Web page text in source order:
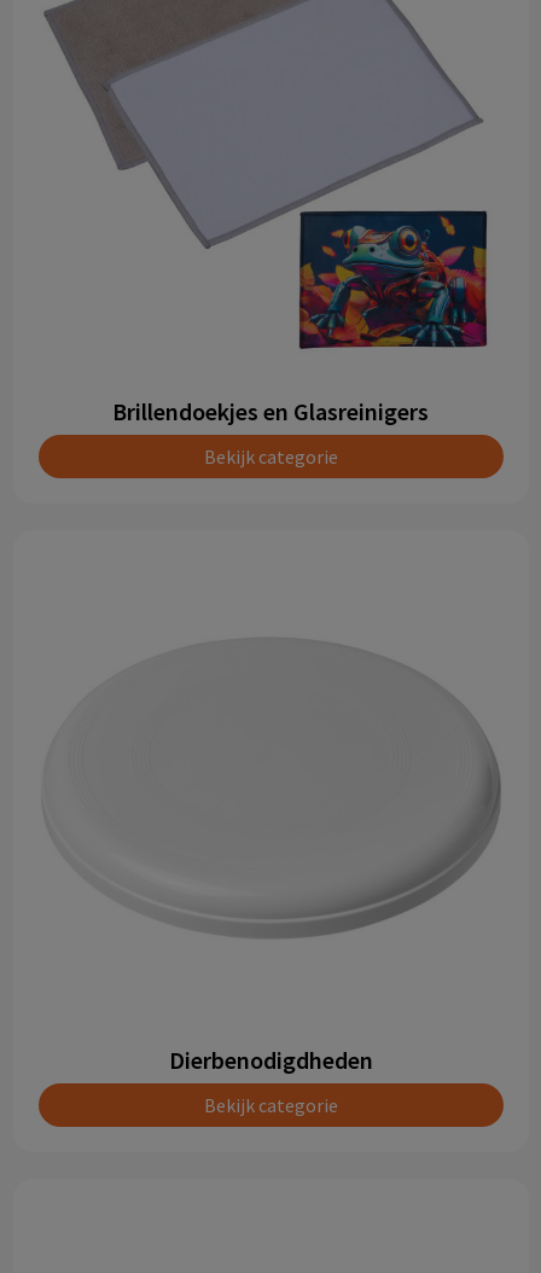
Brillendoekjes en Glasreinigers
Bekijk categorie
Dierbenodigdheden
Bekijk categorie